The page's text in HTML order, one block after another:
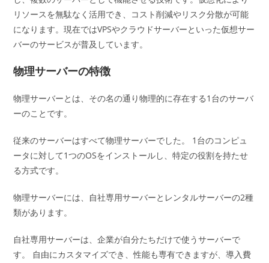
リソースを無駄なく活用でき、コスト削減やリスク分散が可能
になります。現在ではVPSやクラウドサーバーといった仮想サー
バーのサービスが普及しています。
物理サーバーの特徴
物理サーバーとは、その名の通り物理的に存在する1台のサーバ
ーのことです。
従来のサーバーはすべて物理サーバーでした。 1台のコンピュ
ータに対して1つのOSをインストールし、特定の役割を持たせ
る方式です。
物理サーバーには、自社専用サーバーとレンタルサーバーの2種
類があります。
自社専用サーバーは、企業が自分たちだけで使うサーバーで
す。 自由にカスタマイズでき、性能も専有できますが、導入費